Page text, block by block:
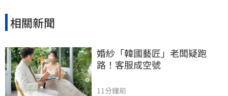
相關新聞
婚紗「韓國藝匠」老闆疑跑
路！客服成空號
11分鐘前